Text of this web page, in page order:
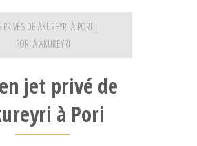
PRIVÉS DE AKUREYRI À PORI |
PORI À AKUREYRI
jet privé de
à Pori